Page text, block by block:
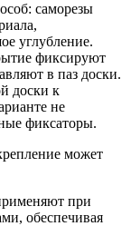
саморезы
углубление.
фиксируют
в паз доски.
доски к
не
фиксаторы.
может
при
обеспечивая